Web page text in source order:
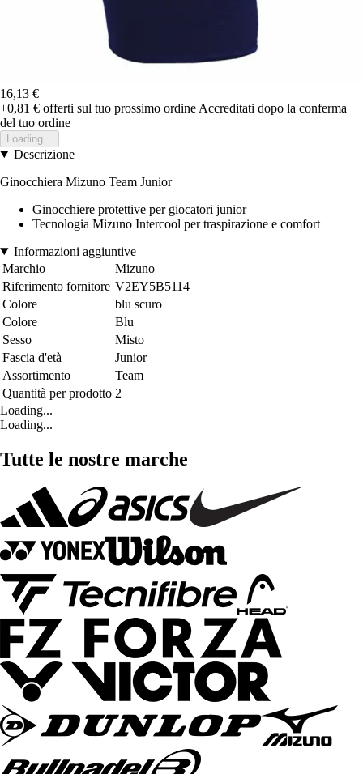
16,13 €
+0,81 € offerti sul tuo prossimo ordine Accreditati dopo la conferma
del tuo ordine
Loading...
Descrizione
Ginocchiera Mizuno Team Junior
Ginocchiere protettive per giocatori junior
Tecnologia Mizuno Intercool per traspirazione e comfort
Informazioni aggiuntive
Marchio
Mizuno
Riferimento fornitore V2EY5B5114
Colore
blu scuro
Colore
Blu
Sesso
Misto
Fascia d'età
Junior
Assortimento
Team
Quantità per prodotto 2
Loading...
Loading...
Tutte le nostre marche